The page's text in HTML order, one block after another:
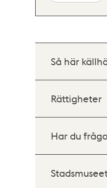
Så här
Rättigheter
Har du